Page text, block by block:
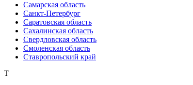
Самарская область
Санкт-Петербург
Саратовская область
Сахалинская область
Свердловская область
Смоленская область
Ставропольский край
Т